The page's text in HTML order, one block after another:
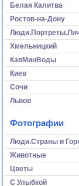
Белая Калитва
Ростов-на-Дону
Хмельницкий
КавМинВоды
Киев
Сочи
Львов
Фотографии
Люди.Страны и
Животные
Цветы
С Улыбкой